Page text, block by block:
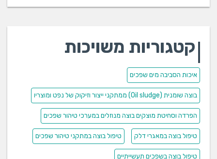
קטגוריות משויכות
איכות הסביבה מים שפכים
בוצה שומנית (Oil sludge) ממתקני ייצור וזיקוק של נפט ומוצריו
הפרדה וסחיטת מוצקים בוצה מנוזלים במערכי טיהור שפכים
טיפול בוצה במאגרי דלק טיפול בוצה במתקני טיהור שפכים
טיפול בוצה בשפכים תעשייתיים